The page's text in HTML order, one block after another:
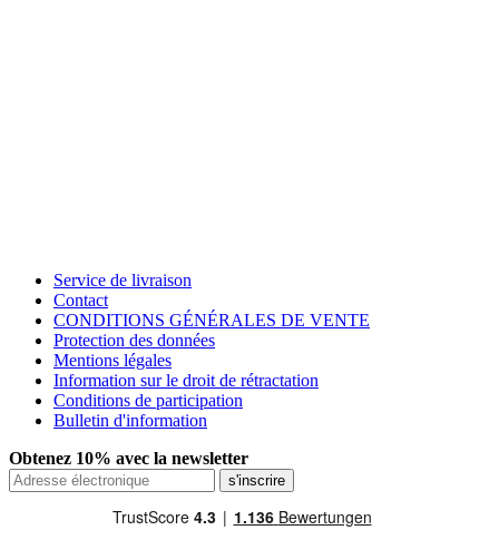
Service de livraison
Contact
CONDITIONS GÉNÉRALES DE VENTE
Protection des données
Mentions légales
Information sur le droit de rétractation
Conditions de participation
Bulletin d'information
Obtenez 10% avec la newsletter